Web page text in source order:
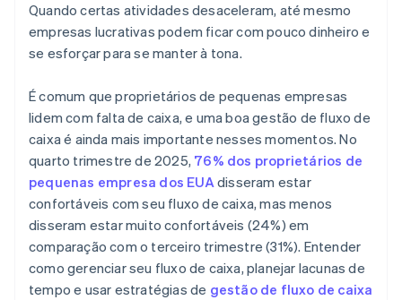
Quando certas atividades desaceleram, até mesmo
empresas lucrativas podem ficar com pouco dinheiro e
se esforçar para se manter à tona.
É comum que proprietários de pequenas empresas
lidem com falta de caixa, e uma boa gestão de fluxo de
caixa é ainda mais importante nesses momentos. No
quarto trimestre de 2025, 76% dos proprietários de
pequenas empresa dos EUAdisseram estar
confortáveis com seu fluxo de caixa, mas menos
disseram estar muito confortáveis (24%) em
comparação com o terceiro trimestre (31%). Entender
como gerenciar seu fluxo de caixa, planejar lacunas de
tempo e usar estratégias de gestão de fluxo de caixa